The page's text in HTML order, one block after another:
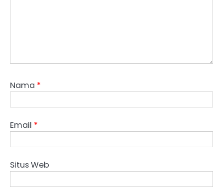
Nama *
Email *
Situs Web